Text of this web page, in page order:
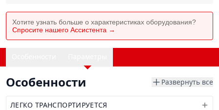
Хотите узнать больше о характеристиках оборудования?
Спросите нашего Ассистента →
Особенности Развернуть все
ЛЕГКО ТРАНСПОРТИРУЕТСЯ